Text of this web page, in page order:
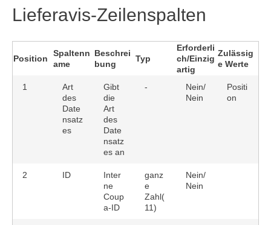
Lieferavis-Zeilenspalten
Position
Spaltenn
ame
Beschrei
bung
Typ
Erforderli
ch/Einzig
artig
Zulässig
e Werte
1
Art
des
Date
nsatz
es
Gibt
die
Art
des
Date
nsatz
es an
-
Nein/
Nein
Positi
on
2 ID
Inter
ne
Coup
a-ID
ganz
e
Zahl(
11)
Nein/
Nein